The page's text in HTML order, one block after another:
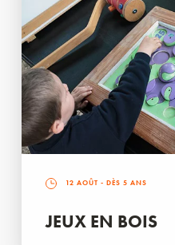
12 AOÛT - DÈS 5 ANS
JEUX EN BOIS